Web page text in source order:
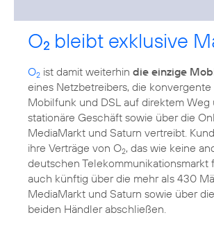
O2 bleibt exklusive
O2 ist damit weiterhin die einzige
eines Netzbetreibers, die
Mobilfunk und DSL auf direktem Weg
stationäre Geschäft sowie über die
MediaMarkt und Saturn vertreibt.
ihre Verträge von O2, das wie keine
deutschen Telekommunikationsmarkt
auch künftig über die mehr als 430
MediaMarkt und Saturn sowie über
beiden Händler abschließen.